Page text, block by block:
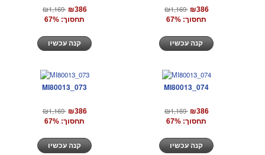
₪1,169 ₪386
תחסוך: 67%
₪1,169 ₪386
תחסוך: 67%
MI80013_073
₪1,169 ₪386
תחסוך: 67%
MI80013_074
₪1,169 ₪386
תחסוך: 67%